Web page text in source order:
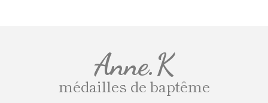
Anne.K
médailles de baptême